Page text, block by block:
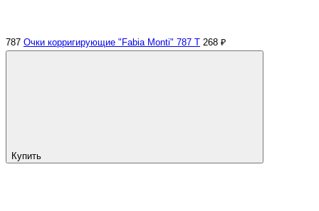
787 Очки корригирующие "Fabia Monti" 787 Т 268 ₽
Купить